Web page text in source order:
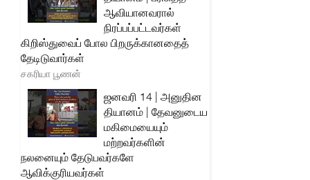
ஆவியானவரால்
நிரப்பப்பட்டவர்கள்
கிறிஸ்துவைப் போல பிறருக்கானதைத்
தேடிடுவார்கள்
சகரியா பூணன்
ஜனவரி 14 | அனுதின
தியானம் | தேவனுடைய
மகிமையையும்
மற்றவர்களின்
நலனையும் தேடுபவர்களே
ஆவிக்குரியவர்கள்